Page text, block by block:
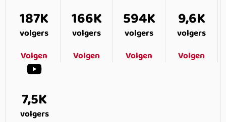
187K
volgers
Volgen
166K
volgers
Volgen
594K
volgers
Volgen
9,6K
volgers
Volgen
7,5K
volgers